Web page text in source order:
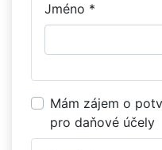
Jméno *
Mám zájem o
pro daňové účely